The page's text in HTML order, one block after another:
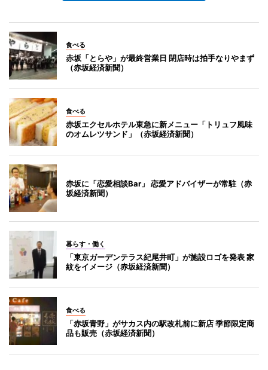
食べる
赤坂「とらや」が最終営業日 閉店時は拍手なりやまず
（赤坂経済新聞）
食べる
赤坂エクセルホテル東急に新メニュー「トリュフ風味
のオムレツサンド」（赤坂経済新聞）
赤坂に「恋愛相談Bar」 恋愛アドバイザーが常駐（赤
坂経済新聞）
暮らす・働く
「東京ガーデンテラス紀尾井町」が施設ロゴを発表 家
紋をイメージ（赤坂経済新聞）
食べる
「赤坂青野」がサカス内の駅改札前に新店 季節限定商
品も販売（赤坂経済新聞）